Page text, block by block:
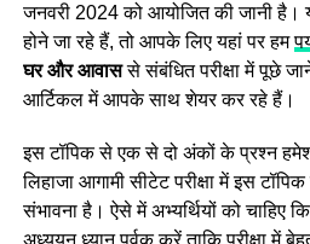
जनवरी 2024 को आयोजित की जानी है।
होने जा रहे हैं, तो आपके लिए यहां पर हम
घर और आवाससे संबंधित परीक्षा में पूछे
आर्टिकल में आपके साथ शेयर कर रहे हैं।
इस टॉपिक से एक से दो अंकों के प्रश्न
लिहाजा आगामी सीटेट परीक्षा में इस
संभावना है। ऐसे में अभ्यर्थियों को चाहिए
अध्ययन ध्यान पूर्वक करें ताकि परीक्षा में